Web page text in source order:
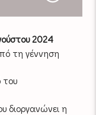
2024
τη γέννηση
διοργανώνει η